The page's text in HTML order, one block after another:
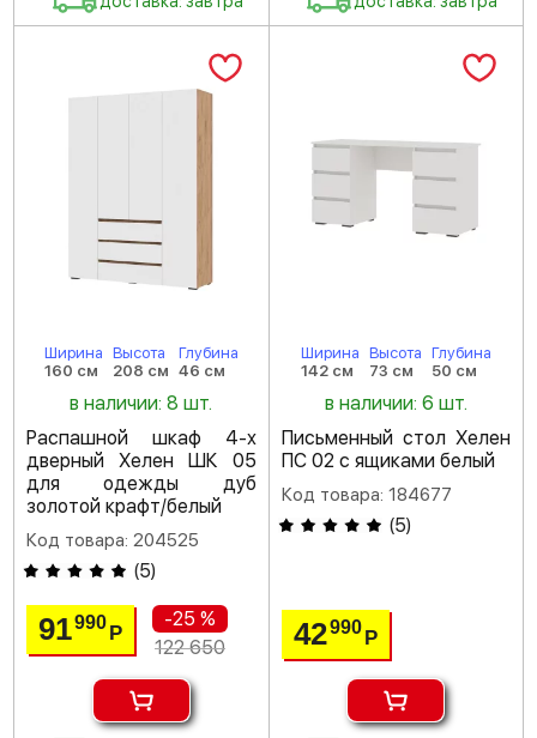
Ширина
160 см
Высота
208 см
Глубина
46 см
в наличии: 8 шт.
Распашной шкаф 4-х
дверный Хелен ШК 05
для одежды дуб
золотой крафт/белый
Код товара: 204525
(5)
91990Р
-25 %
122 650
Ширина
142 см
Высота
73 см
Глубина
50 см
в наличии: 6 шт.
Письменный стол Хелен
ПС 02 с ящиками белый
Код товара: 184677
(5)
42990 Р